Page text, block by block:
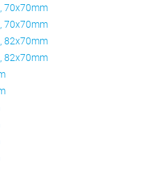
70x70mm
70x70mm
82x70mm
82x70mm